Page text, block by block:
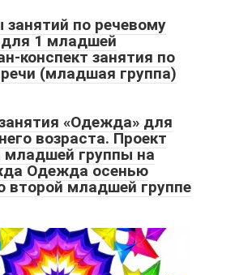
занятий по речевому
1 младшей
конспект занятия по
(младшая группа)
«Одежда» для
возраста. Проект
младшей группы на
Одежда осенью
второй младшей группе